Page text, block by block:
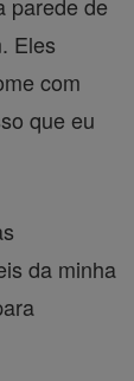
Eles
com
que eu
da minha